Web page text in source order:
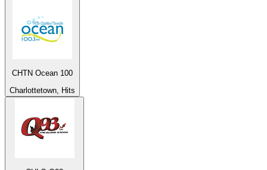
CHTN Ocean 100
Charlottetown, Hits